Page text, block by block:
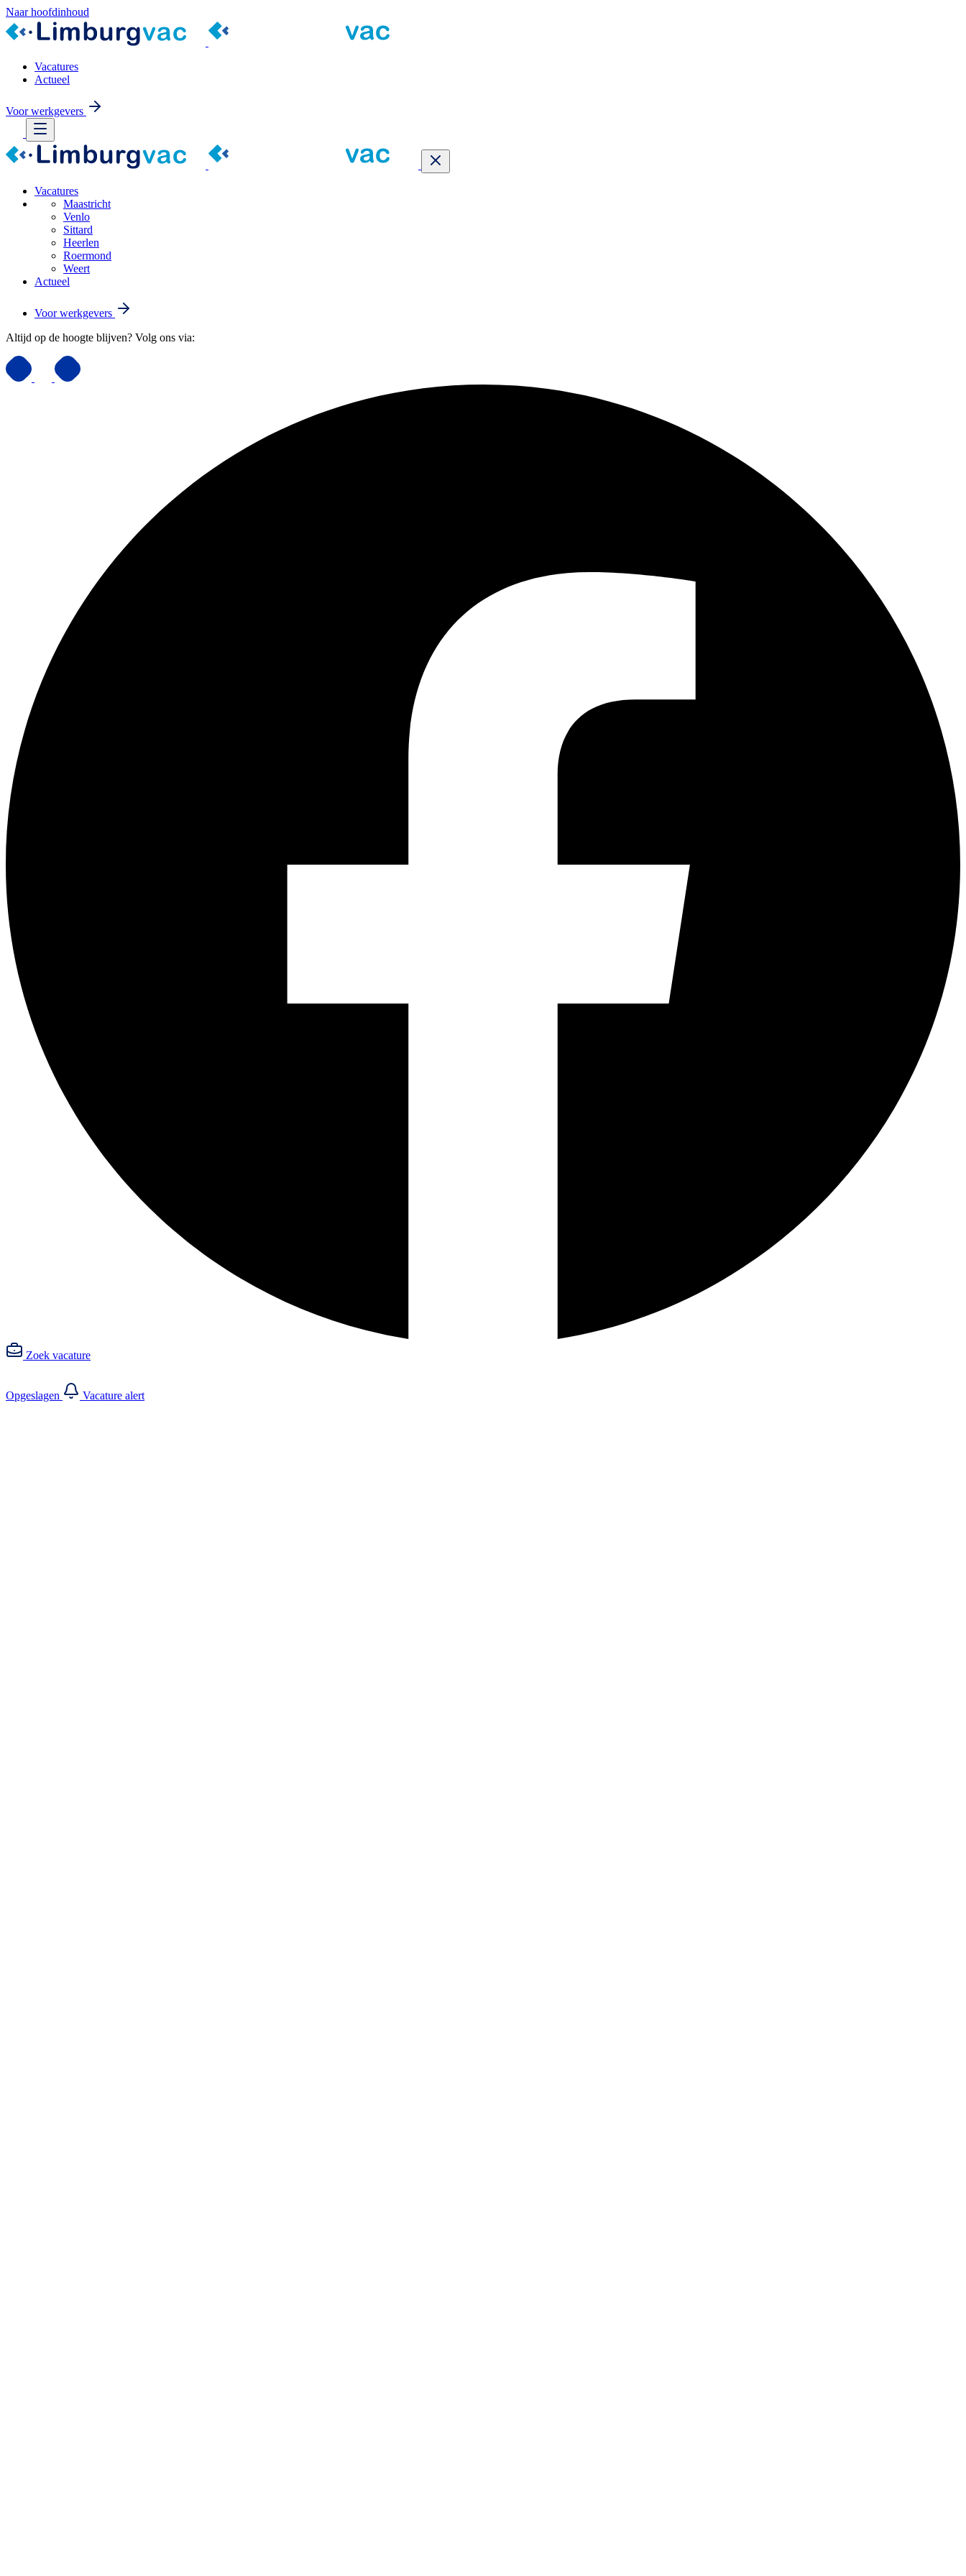
Naar hoofdinhoud
Vacatures
Actueel
Voor werkgevers
Vacatures
Maastricht
Venlo
Sittard
Heerlen
Roermond
Weert
Actueel
Voor werkgevers
Altijd op de hoogte blijven? Volg ons via:
Zoek vacature
Opgeslagen Vacature alert